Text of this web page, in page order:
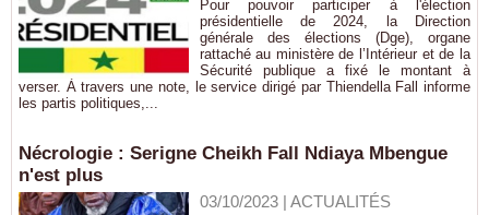
Pour pouvoir participer à l'élection
présidentielle de 2024, la Direction
générale des élections (Dge), organe
rattaché au ministère de l’Intérieur et de la
Sécurité publique a fixé le montant à
verser. À travers une note, le service dirigé par Thiendella Fall informe
les partis politiques,...
Nécrologie : Serigne Cheikh Fall Ndiaya Mbengue
n'est plus
03/10/2023| ACTUALITÉS